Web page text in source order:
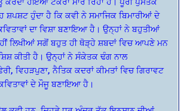
ਹੁੰਦਾ ਹੈ ਕਿ ਕਵੀ ਨੇ ਸਮਾਜਿਕ ਬਿਮਾਰੀਆਂ ਦੇ
ਦਾ ਵਿਸ਼ਾ ਬਣਾਇਆ ਹੈ। ਉਨ੍ਹਾਂ ਨੇ ਬਹੁਤੀਆਂ
ਲਿਖੀਆਂ ਸਗੋਂ ਬਹੁਤ ਹੀ ਥੋੜ੍ਹੇ ਸ਼ਬਦਾਂ ਵਿਚ ਆਪਣੇ ਮਨ
ਕੀਤੀ ਹੈ। ਉਨ੍ਹਾਂ ਨੇ ਸੰਕੇਤਕ ਢੰਗ ਨਾਲ
ਵਿਹੜਪੁਣਾ, ਨੈਤਿਕ ਕਦਰਾਂ ਕੀਮਤਾਂ ਵਿਚ ਗਿਰਾਵਟ
ਦੇ ਮੌਜੂ ਬਣਾਇਆ ਹੈ।